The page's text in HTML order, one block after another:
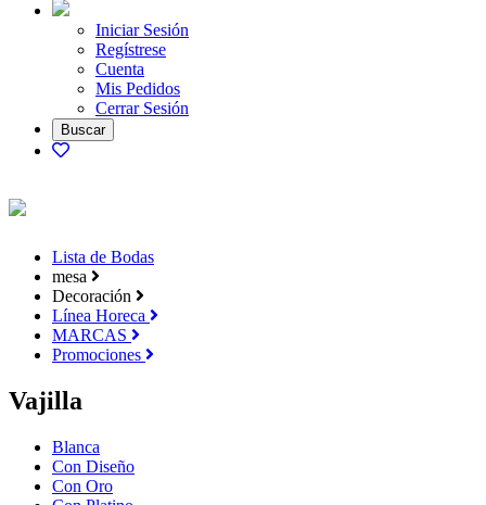
Iniciar Sesión
Regístrese
Cuenta
Mis Pedidos
Cerrar Sesión
Lista de Bodas
mesa
Decoración
Línea Horeca
MARCAS
Promociones
Vajilla
Blanca
Con Diseño
Con Oro